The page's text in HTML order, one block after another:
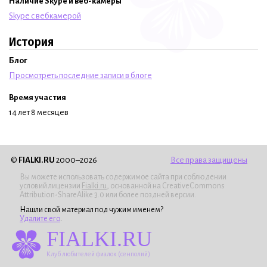
Skype с вебкамерой
История
Блог
Просмотреть последние записи в блоге
Время участия
14 лет 8 месяцев
© FIALKI.RU 2000–2026 Все права защищены
Вы можете использовать содержимое сайта при соблюдении
условий лицензии Fialki.ru , основанной на CreativeCommons
Attribution-ShareAlike 3.0 или более поздней версии.
Нашли свой материал под чужим именем?
Удалите его
FIALKI.RU
Клуб любителей фиалок (сенполий)